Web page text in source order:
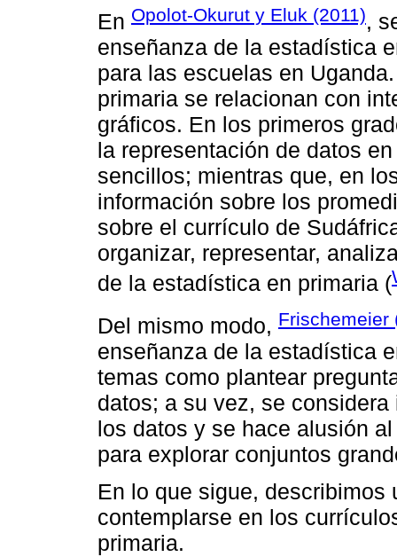
En Opolot-Okurut y Eluk (2011),
enseñanza de la estadística
para las escuelas en
primaria se relacionan con
gráficos. En los primeros
la representación de datos
sencillos; mientras que, en
información sobre los
sobre el currículo de
organizar, representar,
de la estadística en primaria (
Del mismo modo, Frischemeier
enseñanza de la estadística
temas como plantear
datos; a su vez, se
los datos y se hace alusión
para explorar conjuntos
En lo que sigue, describimos
contemplarse en los
primaria.